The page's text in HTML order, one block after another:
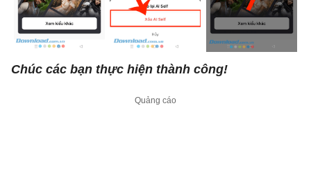
Chúc các bạn thực hiện thành công!